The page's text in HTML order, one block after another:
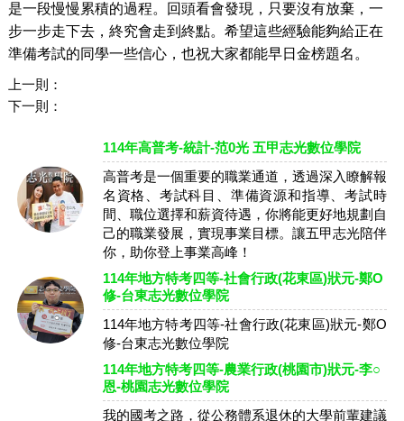
是一段慢慢累積的過程。回頭看會發現，只要沒有放棄，一
步一步走下去，終究會走到終點。希望這些經驗能夠給正在
準備考試的同學一些信心，也祝大家都能早日金榜題名。
上一則：
下一則：
114年高普考-統計-范0光 五甲志光數位學院
高普考是一個重要的職業通道，透過深入瞭解報
名資格、考試科目、準備資源和指導、考試時
間、職位選擇和薪資待遇，你將能更好地規劃自
己的職業發展，實現事業目標。讓五甲志光陪伴
你，助你登上事業高峰！
114年地方特考四等-社會行政(花東區)狀元-鄭O
修-台東志光數位學院
114年地方特考四等-社會行政(花東區)狀元-鄭O
修-台東志光數位學院
114年地方特考四等-農業行政(桃園市)狀元-李○
恩-桃園志光數位學院
我的國考之路，從公務體系退休的大學前輩建議